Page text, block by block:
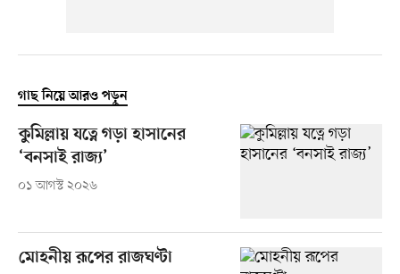
গাছ নিয়ে আরও পড়ুন
কুমিল্লায় যত্নে গড়া হাসানের
‘বনসাই রাজ্য’
০১ আগস্ট ২০২৬
মোহনীয় রূপের রাজঘণ্টা